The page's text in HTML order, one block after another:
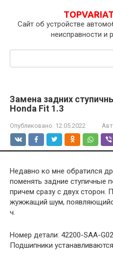
контентуСайт об устройстве
неисправности и
Поиск:
Замена задних
Honda Fit 1.3
Опубликовано: 12.05.2022
Недавно ко мне обратился
поменять задние ступичные
причем сразу с двух сторон.
жужжащий шум,
ч.
Номер детали: 42200-SAA-G02
Подшипники